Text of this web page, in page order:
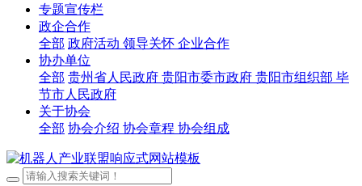
专题宣传栏
政企合作
全部 政府活动 领导关怀 企业合作
协办单位
全部 贵州省人民政府 贵阳市委市政府 贵阳市组织部 毕
节市人民政府
关于协会
全部 协会介绍 协会章程 协会组成